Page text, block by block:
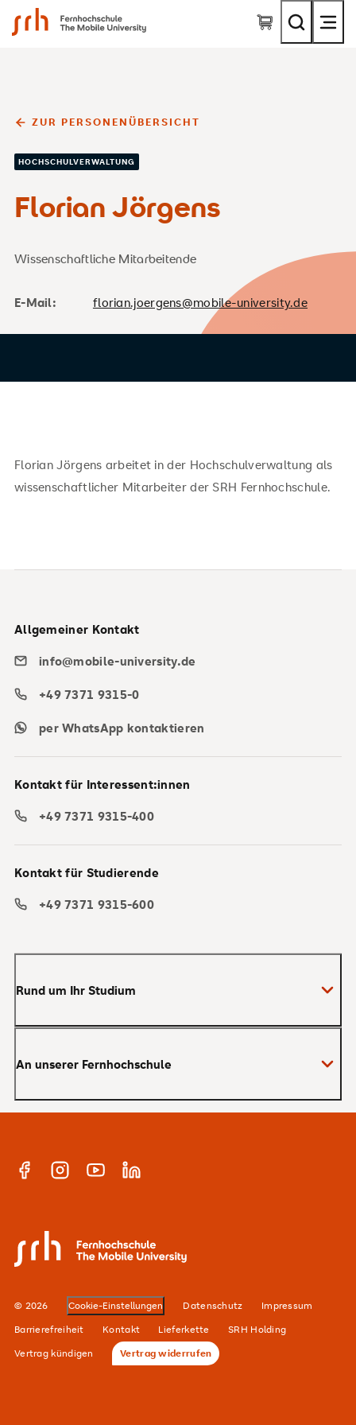
SRH Fernhochschule - The Mobile University
ZUR PERSONENÜBERSICHT
HOCHSCHULVERWALTUNG
Florian Jörgens
Wissenschaftliche Mitarbeitende
E-Mail: florian.joergens@mobile-university.de
Florian Jörgens arbeitet in der Hochschulverwaltung als
wissenschaftlicher Mitarbeiter der SRH Fernhochschule.
Rund um Ihr Studium
Anrechnung von Vorleistungen
Studienberatung
Master
An unserer Fernhochschule
Warum SRH?
E-Campus
Karriere
Allgemeiner Kontakt
info@mobile-university.de
+49 7371 9315-0
per WhatsApp kontaktieren
Kontakt für Interessent:innen
+49 7371 9315-400
Kontakt für Studierende
+49 7371 9315-600
FacebookInstagramYouTubeLinkedin
SRH Fernhochschule - The Mobile University
© 2026 Cookie-Einstellungen Datenschutz
Impressum
Barrierefreiheit
Kontakt Lieferkette
SRH Holding
Vertrag kündigen
Vertrag widerrufen